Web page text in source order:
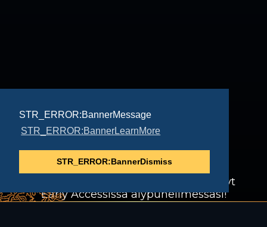
STR_ERROR:BannerMessage
STR_ERROR:BannerLearnMore
STR_ERROR:BannerDismiss
Uppoudu Renaissance Kingdoms
MMORPG:n maailmaan. Saatavilla nyt
Early Accessissa älypuhelimessasi!